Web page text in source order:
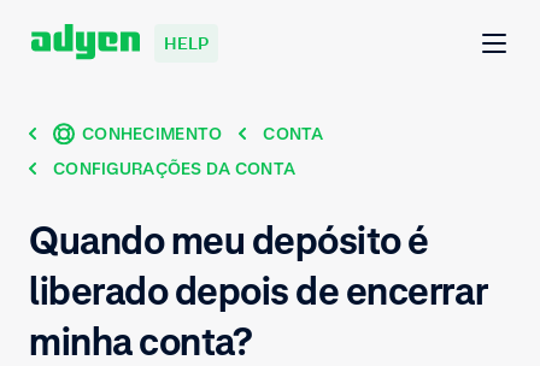
HELP
CONHECIMENTO
CONTA
CONFIGURAÇÕES DA CONTA
Quando meu depósito é
liberado depois de encerrar
minha conta?